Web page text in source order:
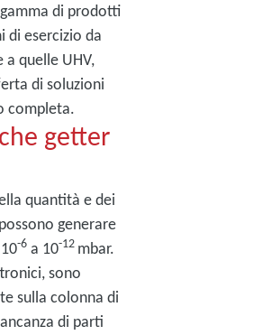
di prodotti
di esercizio da
quelle UHV,
di soluzioni
completa.
getter
quantità e dei
generare
-6 a 10-12 mbar.
sono
sulla colonna di
di parti